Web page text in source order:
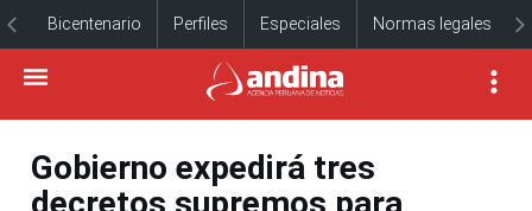
Bicentenario Perfiles Especiales Normas legales
Gobierno expedirá tres